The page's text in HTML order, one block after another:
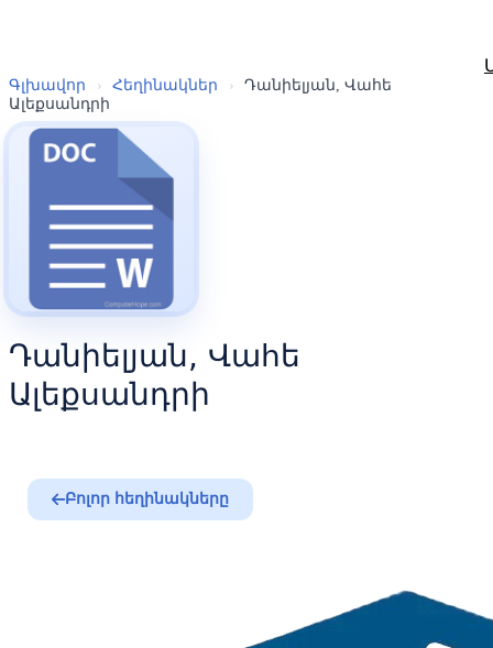
Գլխավոր › Հեղինակներ ›
Դանիելյան, Վահե
Ալեքսանդրի
Դանիելյան, Վահե
Ալեքսանդրի
Բոլոր հեղինակները